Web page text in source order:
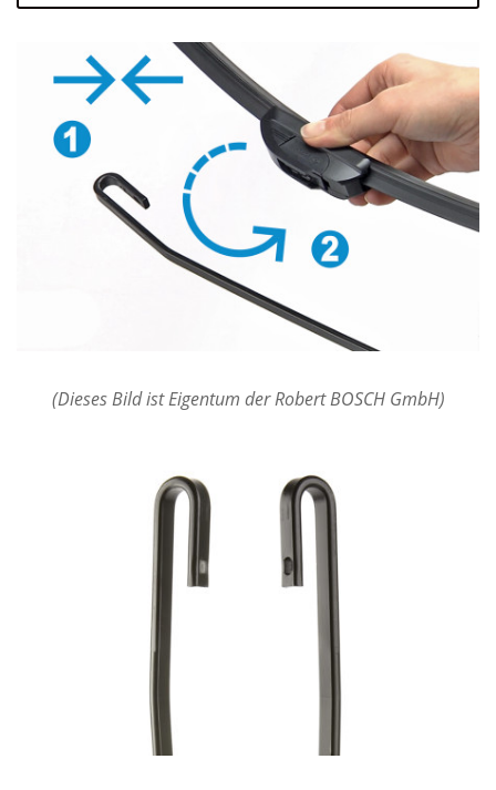
(Dieses Bild ist Eigentum der Robert BOSCH GmbH)